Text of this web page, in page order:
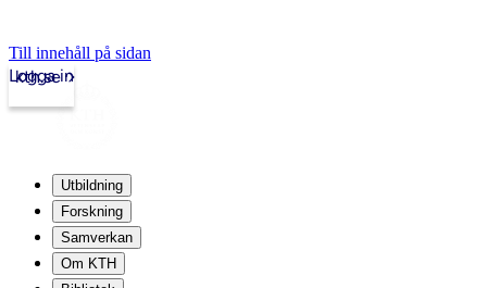
Till innehåll på sidan
kth.se
Logga in
Utbildning
Forskning
Samverkan
Om KTH